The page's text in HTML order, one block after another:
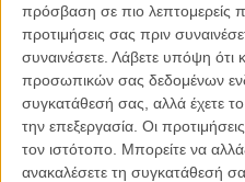
πρόσβαση σε πιο λεπτομερείς
προτιμήσεις σας πριν
συναινέσετε. Λάβετε υπόψη ότι
προσωπικών σας δεδομένων
συγκατάθεσή σας, αλλά έχετε
την επεξεργασία. Οι
τον ιστότοπο. Μπορείτε να
ανακαλέσετε τη συγκατάθεσή